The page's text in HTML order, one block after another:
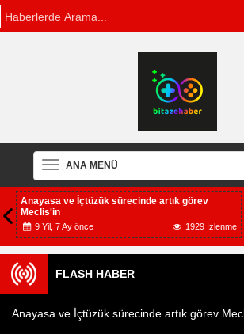
ANA MENÜ
Anayasa ve İçtüzük sürecinde artık görev
Meclis'in
9 Yil, 7 Ay önce 1929 İzlenme
FLASH HABER
Anayasa ve İçtüzük sürecinde artık görev